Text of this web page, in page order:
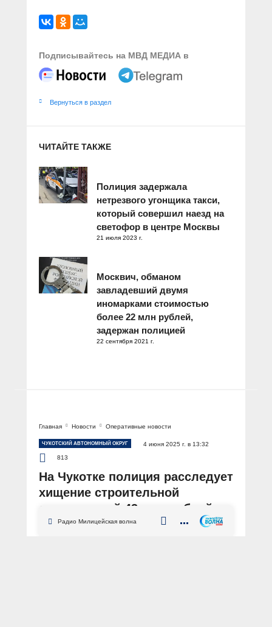
Подписывайтесь на МВД МЕДИА в
Вернуться в раздел
ЧИТАЙТЕ ТАКЖЕ
Полиция задержала
нетрезвого угонщика такси,
который совершил наезд на
светофор в центре Москвы
21 июля 2023 г.
Москвич, обманом
завладевший двумя
иномарками стоимостью
более 22 млн рублей,
задержан полицией
22 сентября 2021 г.
Главная Новости Оперативные новости
ЧУКОТСКИЙ АВТОНОМНЫЙ ОКРУГ
4 июня 2025 г. в 13:32
813
На Чукотке полиция расследует
хищение строительной
организацией 43 млн рублей
бюджетных средств
Радио Милицейская волна